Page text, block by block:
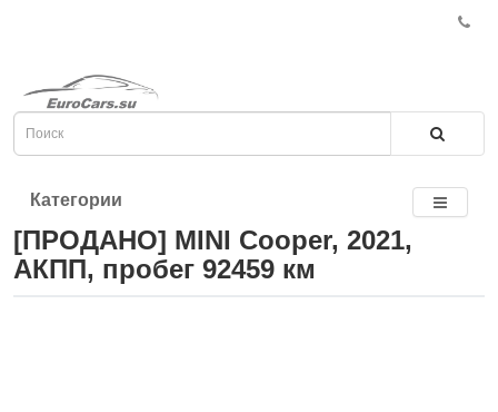
Категории
[ПРОДАНО] MINI Cooper, 2021,
АКПП, пробег 92459 км